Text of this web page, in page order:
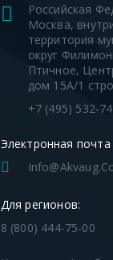
Российская
Москва,
территория
округ
Птичное,
дом 15А/1
+7 (495) 532-
Электронная почта
Для регионов:
8 (800) 444-75-00